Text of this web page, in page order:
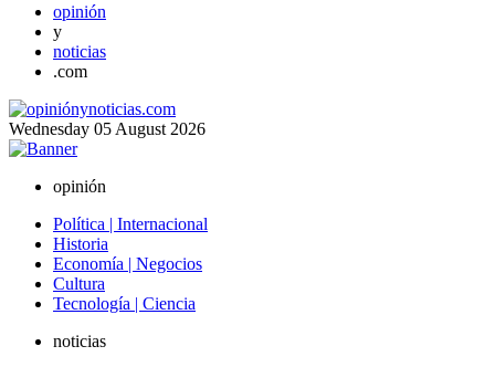
opinión
y
noticias
.com
Wednesday 05 August 2026
opinión
Política | Internacional
Historia
Economía | Negocios
Cultura
Tecnología | Ciencia
noticias